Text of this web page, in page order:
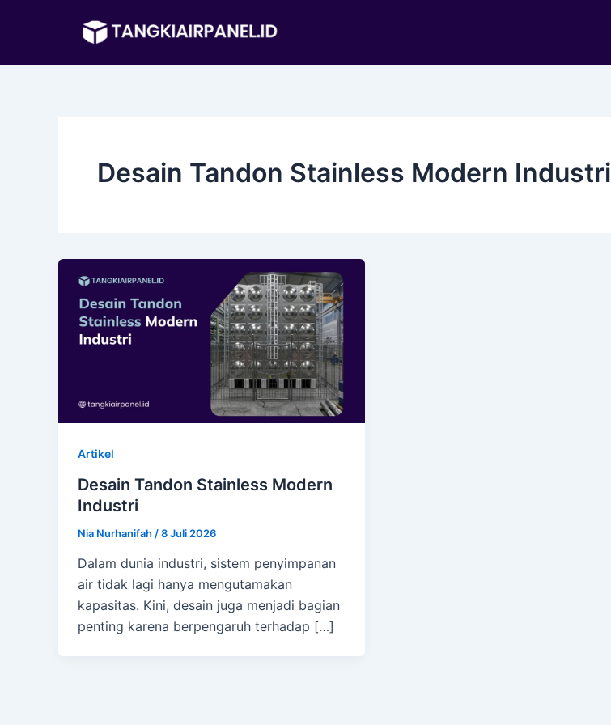
Desain Tandon Stainless Modern Industri
Artikel
Desain Tandon Stainless Modern
Industri
Nia Nurhanifah /8 Juli 2026
Dalam dunia industri, sistem penyimpanan
air tidak lagi hanya mengutamakan
kapasitas. Kini, desain juga menjadi bagian
penting karena berpengaruh terhadap […]